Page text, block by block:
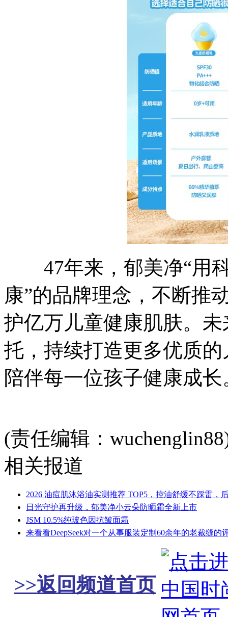
47年来，郁美净“用科
康”的品牌理念，不断推
护亿万儿童健康肌肤。
托，持续打造更多优质
陪伴每一位孩子健康成长
(责任编辑：
相关报道
2026 油痘肌沐浴油实测推荐 TOP5，控油舒缓不踩雷，
日光守护再升级，郁美净小云朵防晒霜全新上市
JSM 10.5%纯玻色因抗皱面霜
来看看DeepSeek对一个从事服装定制60余年的老裁缝的
>>返回频道首页